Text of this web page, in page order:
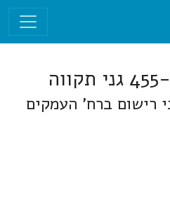
רישום ברח' העמקים